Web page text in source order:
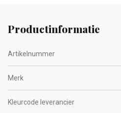
Productinformatie
Artikelnummer
Merk
Kleurcode leverancier